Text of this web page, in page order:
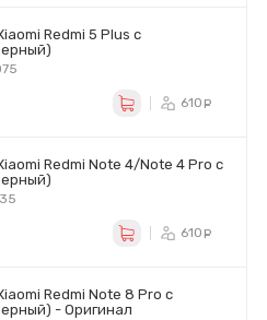
Redmi 5 Plus с
610
Redmi Note 4/Note 4 Pro с
610
Redmi Note 8 Pro с
- Оригинал